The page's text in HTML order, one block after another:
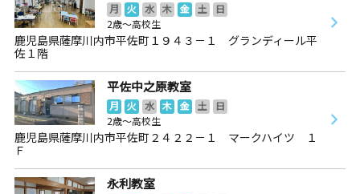
月 火 水 木 金 土
日
2歳～高校生
鹿児島県薩摩川内市平佐町１９４３－１ グランディール平
佐１階
平佐中之原教室
月 火 水 木 金 土
日
2歳～高校生
鹿児島県薩摩川内市平佐町２４２２－１ マークハイツ １
Ｆ
永利教室